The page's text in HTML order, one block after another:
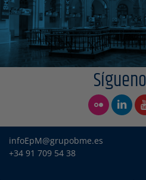
infoEpM@grupobme.es
+34 91 709 54 38